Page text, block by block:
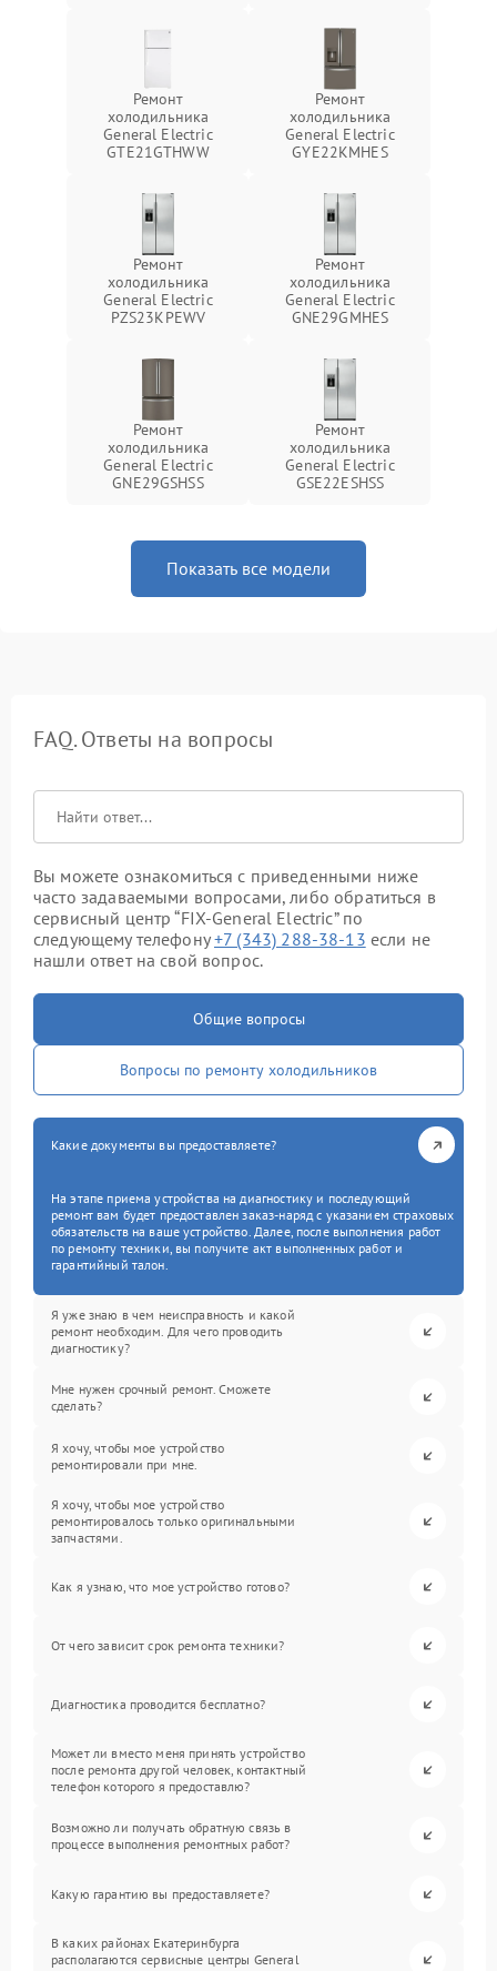
Ремонт
холодильника
General Electric
GTE21GTHWW
Ремонт
холодильника
General Electric
GYE22KMHES
Ремонт
холодильника
General Electric
PZS23KPEWV
Ремонт
холодильника
General Electric
GNE29GMHES
Ремонт
холодильника
General Electric
GNE29GSHSS
Ремонт
холодильника
General Electric
GSE22ESHSS
Показать все модели
FAQ. Ответы на вопросы
Вы можете ознакомиться с приведенными ниже
часто задаваемыми вопросами, либо обратиться в
сервисный центр “FIX-General Electric” по
следующему телефону+7 (343) 288-38-13 если не
нашли ответ на свой вопрос.
Общие вопросы
Вопросы по ремонту холодильников
Какие документы вы предоставляете?
На этапе приема устройства на диагностику и последующий
ремонт вам будет предоставлен заказ-наряд с указанием страховых
обязательств на ваше устройство. Далее, после выполнения работ
по ремонту техники, вы получите акт выполненных работ и
гарантийный талон.
Я уже знаю в чем неисправность и какой
ремонт необходим. Для чего проводить
диагностику?
Мне нужен срочный ремонт. Сможете
сделать?
Я хочу, чтобы мое устройство
ремонтировали при мне.
Я хочу, чтобы мое устройство
ремонтировалось только оригинальными
запчастями.
Как я узнаю, что мое устройство готово?
От чего зависит срок ремонта техники?
Диагностика проводится бесплатно?
Может ли вместо меня принять устройство
после ремонта другой человек, контактный
телефон которого я предоставлю?
Возможно ли получать обратную связь в
процессе выполнения ремонтных работ?
Какую гарантию вы предоставляете?
В каких районах Екатеринбурга
располагаются сервисные центры General